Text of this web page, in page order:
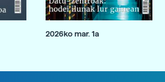
2026ko mar. 1a